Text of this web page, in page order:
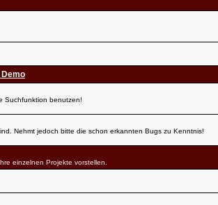
Suchfunktion benutzen!
Nehmt jedoch bitte die schon erkannten Bugs zu Kenntnis!
einzelnen Projekte vorstellen.